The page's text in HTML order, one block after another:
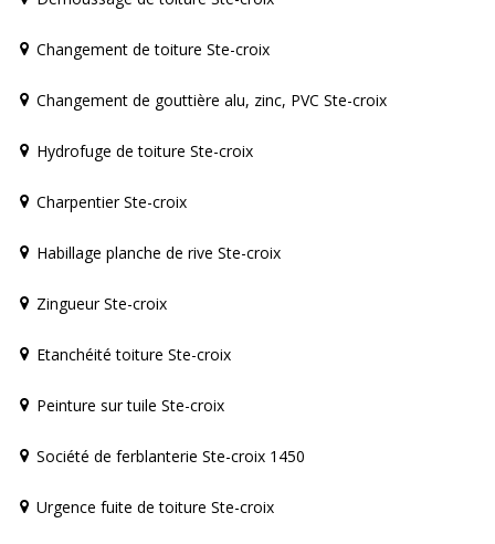
Changement de toiture Ste-croix
Changement de gouttière alu, zinc, PVC Ste-croix
Hydrofuge de toiture Ste-croix
Charpentier Ste-croix
Habillage planche de rive Ste-croix
Zingueur Ste-croix
Etanchéité toiture Ste-croix
Peinture sur tuile Ste-croix
Société de ferblanterie Ste-croix 1450
Urgence fuite de toiture Ste-croix